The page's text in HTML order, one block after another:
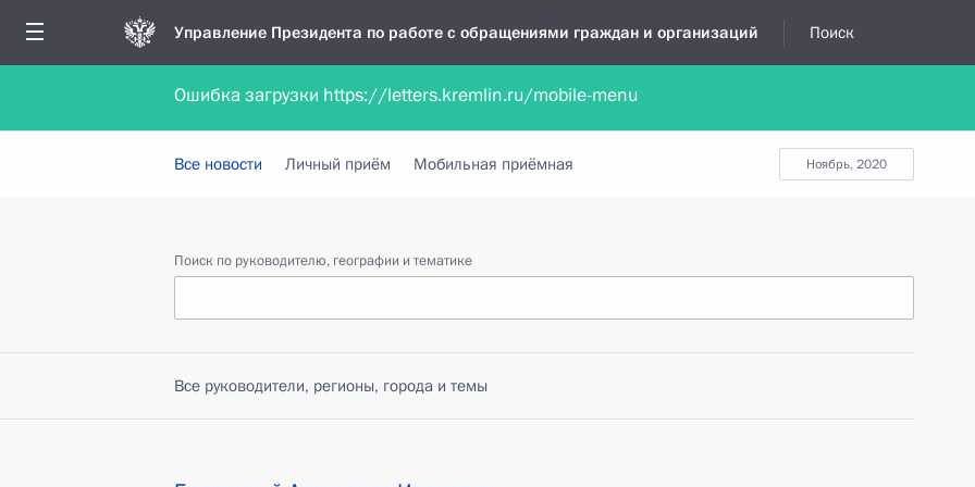
Управление Президента по работе с обращениями граждан и организаций Поиск
Обратиться в форме электронного документа Обратиться в устной форме
ноябрь, 2020
Все новости Личный приём Мобильная приёмная
Поиск по руководителю, географии и тематике
Все руководители, регионы, города и темы
Ошибка загрузки https://letters.kremlin.ru/mobile-menu